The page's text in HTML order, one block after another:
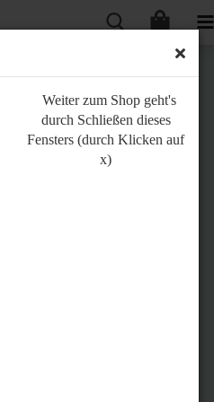
Weiter zum Shop geht's
durch Schließen dieses
Fensters (durch Klicken auf
x)